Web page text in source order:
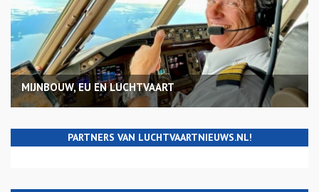
MIJNBOUW, EU EN LUCHTVAART
PARTNERS VAN LUCHTVAARTNIEUWS.NL!